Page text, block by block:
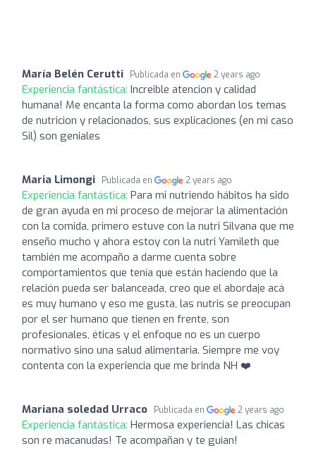
María Belén Cerutti Publicada en 2 years ago
Experiencia fantástica: Increible atencion y calidad
humana! Me encanta la forma como abordan los temas
de nutricion y relacionados, sus explicaciones (en mi caso
Sil) son geniales
Maria Limongi Publicada en 2 years ago
Experiencia fantástica: Para mi nutriendo hábitos ha sido
de gran ayuda en mi proceso de mejorar la alimentación
con la comida, primero estuve con la nutri Silvana que me
enseño mucho y ahora estoy con la nutri Yamileth que
también me acompaño a darme cuenta sobre
comportamientos que tenía que están haciendo que la
relación pueda ser balanceada, creo que el abordaje acá
es muy humano y eso me gusta, las nutris se preocupan
por el ser humano que tienen en frente, son
profesionales, éticas y el enfoque no es un cuerpo
normativo sino una salud alimentaria. Siempre me voy
contenta con la experiencia que me brinda NH ❤️
Mariana soledad Urraco Publicada en 2 years ago
Experiencia fantástica: Hermosa experiencia! Las chicas
son re macanudas! Te acompañan y te guian!